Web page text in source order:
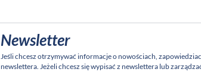
Newsletter
Jeśli chcesz otrzymywać informacje o nowościach,
newslettera. Jeżeli chcesz się wypisać z newslettera lub